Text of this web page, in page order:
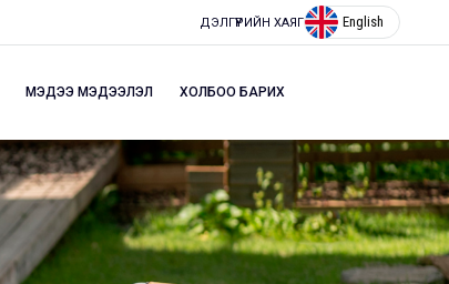
ДЭЛГҮҮРИЙН ХАЯГ English
МЭДЭЭ МЭДЭЭЛЭЛ ХОЛБОО БАРИХ